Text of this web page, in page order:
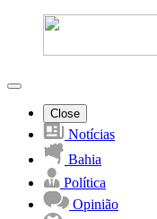
Close
Notícias
Bahia
Política
Opinião